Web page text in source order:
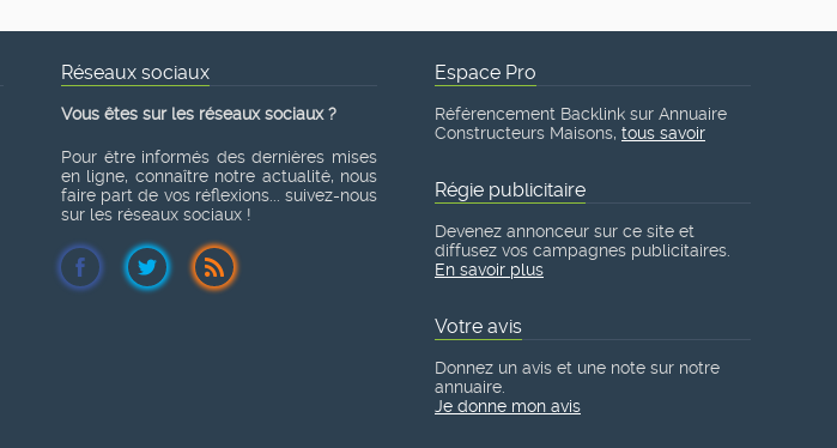
Réseaux sociaux
Vous êtes sur les réseaux sociaux ?
Pour être informés des dernières mises
en ligne, connaître notre actualité, nous
faire part de vos réflexions... suivez-nous
sur les réseaux sociaux !
Espace Pro
Référencement Backlink sur Annuaire
Constructeurs Maisons, tous savoir
Régie publicitaire
Devenez annonceur sur ce site et
diffusez vos campagnes publicitaires.
En savoir plus
Votre avis
Donnez un avis et une note sur notre
annuaire.
Je donne mon avis